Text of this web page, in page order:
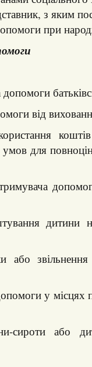
з яким
при
від
коштів і
для
допомоги
дитини на
у місцях
або